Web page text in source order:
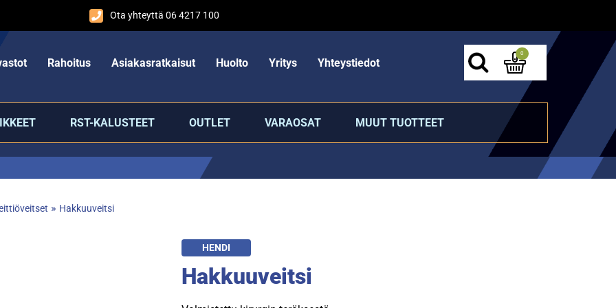
Ota yhteyttä 06 4217 100
Rahoitus Asiakasratkaisut Huolto Yritys Yhteystiedot
0
RST-KALUSTEET OUTLET VARAOSAT MUUT TUOTTEET
» Hakkuuveitsi
HENDI
Hakkuuveitsi